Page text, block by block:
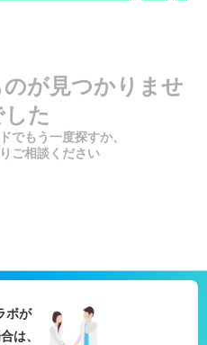
が見つかりませ
した
でもう一度探すか、
ご相談ください
ボが
は、